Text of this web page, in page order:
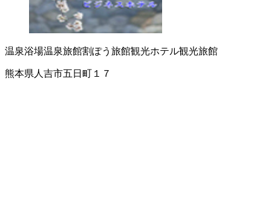
温泉浴場温泉旅館割ぽう旅館観光ホテル観光旅館
熊本県人吉市五日町１７